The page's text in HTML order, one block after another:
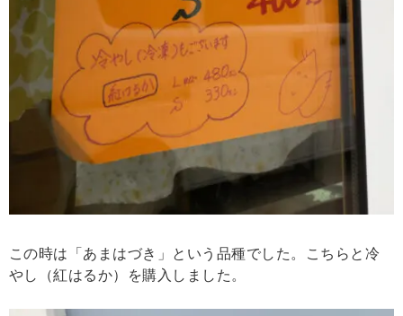
この時は「あまはづき」という品種でした。こちらと冷
やし（紅はるか）を購入しました。